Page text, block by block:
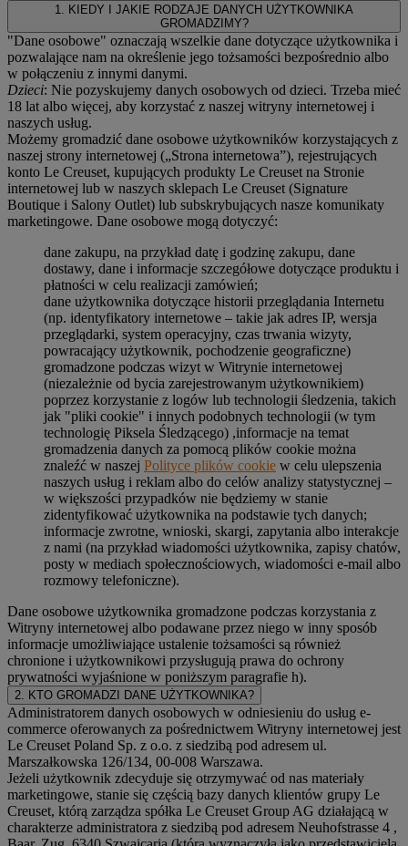
1. KIEDY I JAKIE RODZAJE DANYCH UŻYTKOWNIKA
GROMADZIMY?
"Dane osobowe" oznaczają wszelkie dane dotyczące użytkownika i
pozwalające nam na określenie jego tożsamości bezpośrednio albo
w połączeniu z innymi danymi.
Dzieci: Nie pozyskujemy danych osobowych od dzieci. Trzeba mieć
18 lat albo więcej, aby korzystać z naszej witryny internetowej i
naszych usług.
Możemy gromadzić dane osobowe użytkowników korzystających z
naszej strony internetowej („Strona internetowa”), rejestrujących
konto Le Creuset, kupujących produkty Le Creuset na Stronie
internetowej lub w naszych sklepach Le Creuset (Signature
Boutique i Salony Outlet) lub subskrybujących nasze komunikaty
marketingowe. Dane osobowe mogą dotyczyć:
dane zakupu, na przykład datę i godzinę zakupu, dane
dostawy, dane i informacje szczegółowe dotyczące produktu i
płatności w celu realizacji zamówień;
dane użytkownika dotyczące historii przeglądania Internetu
(np. identyfikatory internetowe – takie jak adres IP, wersja
przeglądarki, system operacyjny, czas trwania wizyty,
powracający użytkownik, pochodzenie geograficzne)
gromadzone podczas wizyt w Witrynie internetowej
(niezależnie od bycia zarejestrowanym użytkownikiem)
poprzez korzystanie z logów lub technologii śledzenia, takich
jak "pliki cookie" i innych podobnych technologii (w tym
technologię Piksela Śledzącego) ,informacje na temat
gromadzenia danych za pomocą plików cookie można
znaleźć w naszej Polityce plików cookie w celu ulepszenia
naszych usług i reklam albo do celów analizy statystycznej –
w większości przypadków nie będziemy w stanie
zidentyfikować użytkownika na podstawie tych danych;
informacje zwrotne, wnioski, skargi, zapytania albo interakcje
z nami (na przykład wiadomości użytkownika, zapisy chatów,
posty w mediach społecznościowych, wiadomości e-mail albo
rozmowy telefoniczne).
Dane osobowe użytkownika gromadzone podczas korzystania z
Witryny internetowej albo podawane przez niego w inny sposób
informacje umożliwiające ustalenie tożsamości są również
chronione i użytkownikowi przysługują prawa do ochrony
prywatności wyjaśnione w poniższym paragrafie h).
2. KTO GROMADZI DANE UŻYTKOWNIKA?
Administratorem danych osobowych w odniesieniu do usług e-
commerce oferowanych za pośrednictwem Witryny internetowej jest
Le Creuset Poland Sp. z o.o. z siedzibą pod adresem ul.
Marszałkowska 126/134, 00-008 Warszawa.
Jeżeli użytkownik zdecyduje się otrzymywać od nas materiały
marketingowe, stanie się częścią bazy danych klientów grupy Le
Creuset, którą zarządza spółka Le Creuset Group AG działającą w
charakterze administratora z siedzibą pod adresem Neuhofstrasse 4 ,